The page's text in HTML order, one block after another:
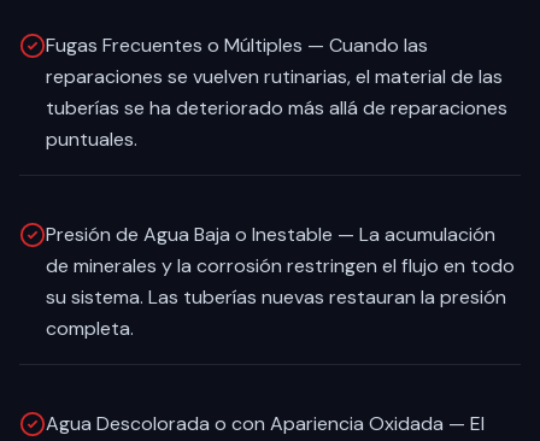
Fugas Frecuentes o Múltiples — Cuando las
reparaciones se vuelven rutinarias, el material de las
tuberías se ha deteriorado más allá de reparaciones
puntuales.
Presión de Agua Baja o Inestable — La acumulación
de minerales y la corrosión restringen el flujo en todo
su sistema. Las tuberías nuevas restauran la presión
completa.
Agua Descolorada o con Apariencia Oxidada — El